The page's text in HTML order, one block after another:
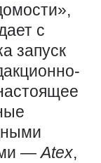
с
запуск
—Atex,